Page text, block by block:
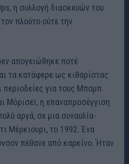
η συλλογή διασκευών του
πλούτο ούτε την
απογειώθηκε ποτέ
τα κατάφερε ως κιθαρίστας
για τους Μπομπ
Μόρισεϊ, η επαναπροσέγγιση
αργά, σε μια συναυλία-
Μέρκιουρι, το 1992. Ένα
πέθανε από καρκίνο. Ήταν